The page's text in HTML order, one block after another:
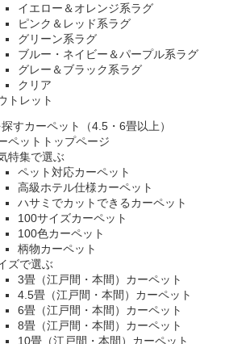
イエロー＆オレンジ系ラグ
ピンク＆レッド系ラグ
グリーン系ラグ
ブルー・ネイビー＆パープル系ラグ
グレー＆ブラック系ラグ
クリア
トレット
カーペット（4.5・6畳以上）
ペットトップページ
特集で選ぶ
ペット対応カーペット
高級ホテル仕様カーペット
ハサミでカットできるカーペット
100サイズカーペット
100色カーペット
柄物カーペット
ズで選ぶ
3畳（江戸間・本間）カーペット
4.5畳（江戸間・本間）カーペット
6畳（江戸間・本間）カーペット
8畳（江戸間・本間）カーペット
10畳（江戸間・本間）カーペット